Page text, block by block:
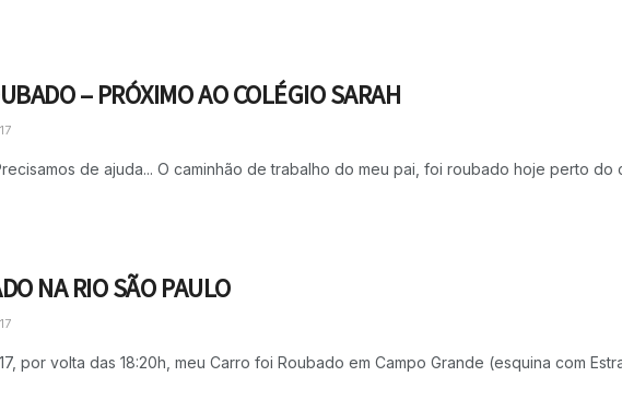
– PRÓXIMO AO COLÉGIO SARAH
de ajuda... O caminhão de trabalho do meu pai, foi roubado hoje perto do
NA RIO SÃO PAULO
por volta das 18:20h, meu Carro foi Roubado em Campo Grande (esquina com